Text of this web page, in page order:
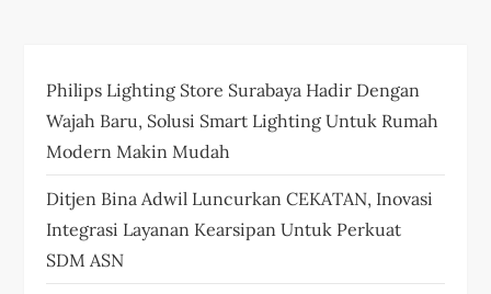
Philips Lighting Store Surabaya Hadir Dengan
Wajah Baru, Solusi Smart Lighting Untuk Rumah
Modern Makin Mudah
Ditjen Bina Adwil Luncurkan CEKATAN, Inovasi
Integrasi Layanan Kearsipan Untuk Perkuat
SDM ASN